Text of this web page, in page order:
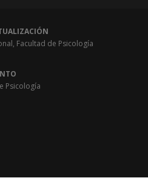
Facultad de Psicología
Psicología